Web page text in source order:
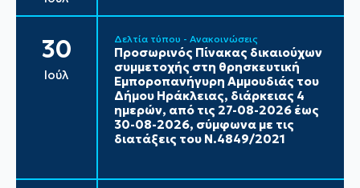
30
Ιούλ
Δελτία τύπου - Ανακοινώσεις
Προσωρινός Πίνακας δικαιούχων
συμμετοχής στη θρησκευτική
Εμποροπανήγυρη Αμμουδιάς του
Δήμου Ηράκλειας, διάρκειας 4
ημερών, από τις 27-08-2026 έως
30-08-2026, σύμφωνα με τις
διατάξεις του Ν.4849/2021